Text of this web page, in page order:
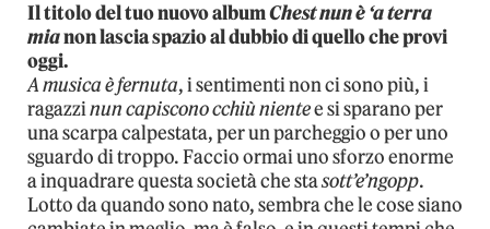
Il titolo del tuo nuovo albumChest nun è ‘a terra
mianon lascia spazio al dubbio di quello che provi
oggi.
A musica è fernuta, i sentimenti non ci sono più, i
ragazzinun capiscono cchiù nientee si sparano per
una scarpa calpestata, per un parcheggio o per uno
sguardo di troppo. Faccio ormai uno sforzo enorme
a inquadrare questa società che stasott’e’ngopp.
Lotto da quando sono nato, sembra che le cose siano